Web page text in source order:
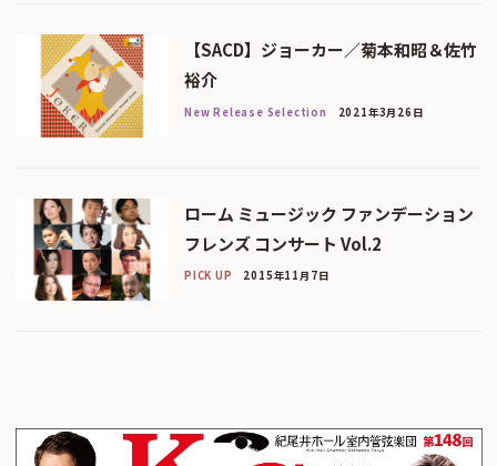
【SACD】ジョーカー／菊本和昭＆佐竹
裕介
New Release Selection 2021年3月26日
ローム ミュージック ファンデーション
フレンズ コンサート Vol.2
PICK UP 2015年11月7日